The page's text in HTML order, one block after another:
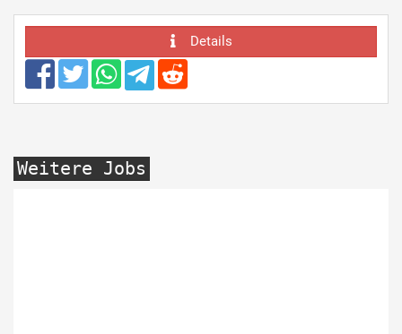
Details
Weitere Jobs